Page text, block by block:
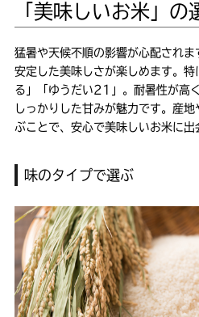
「美味しいお米」の
猛暑や天候不順の影響が心配され
安定した美味しさが楽しめます。
る」「ゆうだい21」。耐暑性が高
しっかりした甘みが魅力です。産
ぶことで、安心で美味しいお米に出
味のタイプで選ぶ